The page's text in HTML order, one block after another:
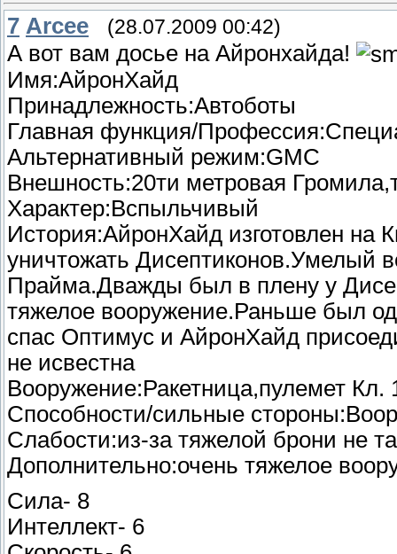
7 Arcee (28.07.2009 00:42)
А вот вам досье на Айронхайда!
Имя:АйронХайд
Принадлежность:Автоботы
Главная функция/
Альтернативный режим:GMC
Внешность:20ти метровая
Характер:Вспыльчивый
История:АйронХайд изготовлен на
уничтожать Дисептиконов.Умелый
Прайма.Дважды был в плену у
тяжелое вооружение.Раньше был
спас Оптимус и АйронХайд
не исвестна
Вооружение:Ракетница,пулемет Кл.
Способности/сильные
Слабости:из-за тяжелой брони не
Дополнительно:очень тяжелое
Сила- 8
Интеллект- 6